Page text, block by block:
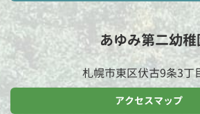
あゆみ第二幼稚
札幌市東区伏古9条3丁
アクセスマップ